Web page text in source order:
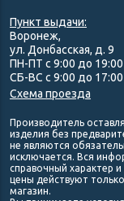
Пункт выдачи:
Воронеж,
ул. Донбасская, д. 9
ПН-ПТ с 9:00 до 19:00
СБ-ВС с 9:00 до 17:00
Схема проезда
Производитель
изделия без
не являются
исключается. Вся
справочный характер
цены действуют
магазин.